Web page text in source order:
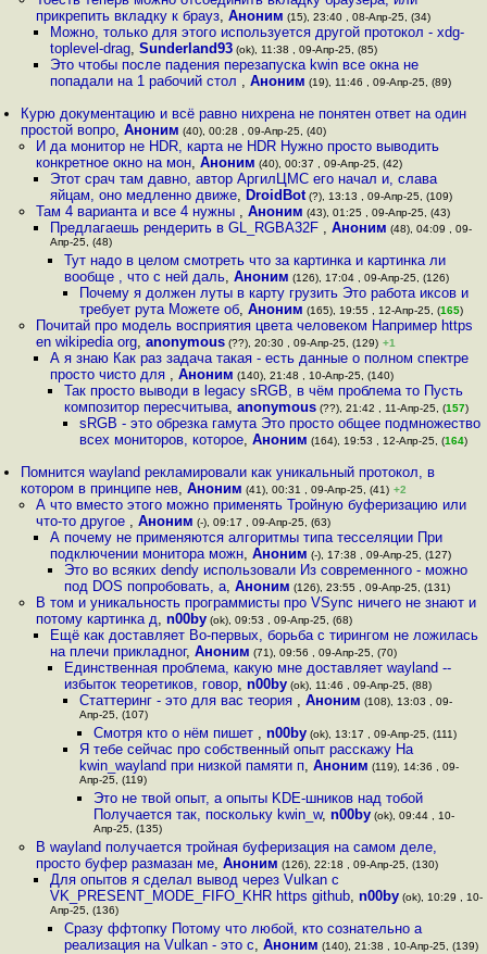
прикрепить вкладку к брауз, Аноним (15), 23:40 , 08-Апр-25, (34)
Можно, только для этого используется другой протокол - xdg-
toplevel-drag, Sunderland93(ok), 11:38 , 09-Апр-25, (85)
Это чтобы после падения перезапуска kwin все окна не
попадали на 1 рабочий стол , Аноним (19), 11:46 , 09-Апр-25, (89)
Курю документацию и всё равно нихрена не понятен ответ на один
простой вопро,Аноним (40), 00:28 , 09-Апр-25, (40)
И да монитор не HDR, карта не HDR Нужно просто выводить
конкретное окно на мон, Аноним (40), 00:37 , 09-Апр-25, (42)
Этот срач там давно, автор АргилЦМС его начал и, слава
яйцам, оно медленно движе, DroidBot(?), 13:13 , 09-Апр-25, (109)
Там 4 варианта и все 4 нужны , Аноним (43), 01:25 , 09-Апр-25, (43)
Предлагаешь рендерить в GL_RGBA32F , Аноним (48), 04:09 , 09-
Апр-25, (48)
Тут надо в целом смотреть что за картинка и картинка ли
вообще , что с ней даль,Аноним (126), 17:04 , 09-Апр-25, (126)
Почему я должен луты в карту грузить Это работа иксов и
требует рута Можете об, Аноним (165), 19:55 , 12-Апр-25, (165)
Почитай про модель восприятия цвета человеком Например https
en wikipedia org, anonymous(??), 20:30 , 09-Апр-25, (129) +1
А я знаю Как раз задача такая - есть данные о полном спектре
просто чисто для , Аноним (140), 21:48 , 10-Апр-25, (140)
Так просто выводи в legacy sRGB, в чём проблема то Пусть
композитор пересчитыва,anonymous (??), 21:42 , 11-Апр-25, (157)
sRGB - это обрезка гамута Это просто общее подмножество
всех мониторов, которое, Аноним (164), 19:53 , 12-Апр-25, (164)
Помнится wayland рекламировали как уникальный протокол, в
котором в принципе нев,Аноним (41), 00:31 , 09-Апр-25, (41) +2
А что вместо этого можно применять Тройную буферизацию или
что-то другое , Аноним (-), 09:17 , 09-Апр-25, (63)
А почему не применяются алгоритмы типа тесселяции При
подключении монитора можн, Аноним (-), 17:38 , 09-Апр-25, (127)
Это во всяких dendy использовали Из современного - можно
под DOS попробовать, а,Аноним (126), 23:55 , 09-Апр-25, (131)
В том и уникальность программисты про VSync ничего не знают и
потому картинка д, n00by(ok), 09:53 , 09-Апр-25, (68)
Ещё как доставляет Во-первых, борьба с тирингом не ложилась
на плечи прикладног, Аноним (71), 09:56 , 09-Апр-25, (70)
Единственная проблема, какую мне доставляет wayland --
избыток теоретиков, говор,n00by (ok), 11:46 , 09-Апр-25, (88)
Статтеринг - это для вас теория , Аноним (108), 13:03 , 09-
Апр-25, (107)
Смотря кто о нём пишет , n00by(ok), 13:17 , 09-Апр-25, (111)
Я тебе сейчас про собственный опыт расскажу На
kwin_wayland при низкой памяти п, Аноним (119), 14:36 , 09-
Апр-25, (119)
Это не твой опыт, а опыты KDE-шников над тобой
Получается так, поскольку kwin_w, n00by(ok), 09:44 , 10-
Апр-25, (135)
В wayland получается тройная буферизация на самом деле,
просто буфер размазан ме, Аноним (126), 22:18 , 09-Апр-25, (130)
Для опытов я сделал вывод через Vulkan c
VK_PRESENT_MODE_FIFO_KHR https github, n00by(ok), 10:29 , 10-
Апр-25, (136)
Сразу ффтопку Потому что любой, кто сознательно а
реализация на Vulkan - это с,Аноним (140), 21:38 , 10-Апр-25, (139)